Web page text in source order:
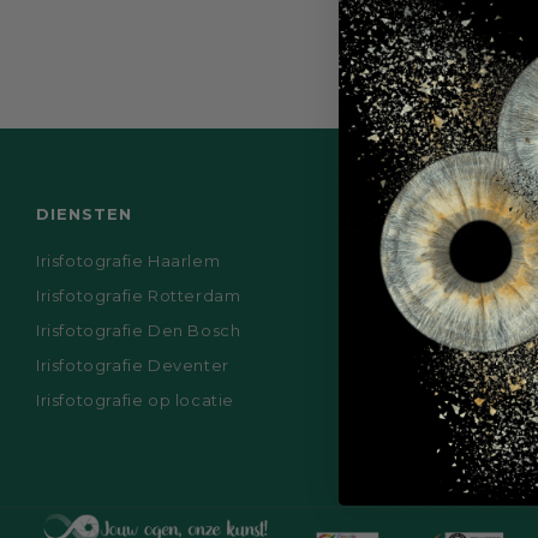
APPI Privacy Policy
Algemene
DIENSTEN
Irisfotografie Haarlem
Irisfotografie Rotterdam
Irisfotografie Den Bosch
Irisfotografie Deventer
Irisfotografie op locatie
INFO
Over Ons
Contact
FAQ
Nieuws